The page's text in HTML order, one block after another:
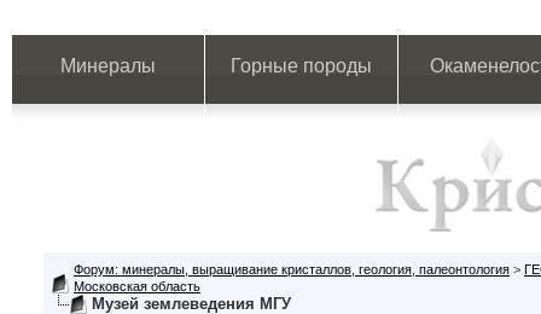
Минералы Горные породы
Форум: минералы, выращивание кристаллов, геология, палеонтология >
Московская область
Музей землеведения МГУ